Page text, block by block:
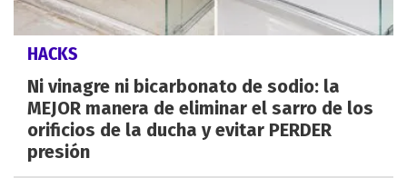
HACKS
Ni vinagre ni bicarbonato de sodio: la
MEJOR manera de eliminar el sarro de los
orificios de la ducha y evitar PERDER
presión